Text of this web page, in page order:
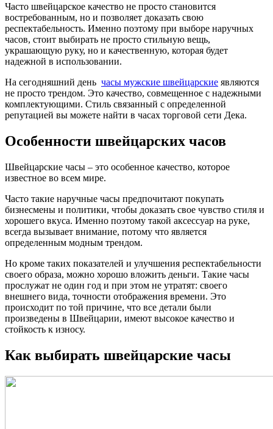
Часто швейцарское качество не просто становится
востребованным, но и позволяет доказать свою
респектабельность. Именно поэтому при выборе наручных
часов, стоит выбирать не просто стильную вещь,
украшающую руку, но и качественную, которая будет
надежной в использовании.
На сегодняшний день часы мужские швейцарские являются
не просто трендом. Это качество, совмещенное с надежными
комплектующими. Стиль связанный с определенной
репутацией вы можете найти в часах торговой сети Дека.
Особенности швейцарских часов
Швейцарские часы – это особенное качество, которое
известное во всем мире.
Часто такие наручные часы предпочитают покупать
бизнесмены и политики, чтобы доказать свое чувство стиля и
хорошего вкуса. Именно поэтому такой аксессуар на руке,
всегда вызывает внимание, потому что является
определенным модным трендом.
Но кроме таких показателей и улучшения респектабельности
своего образа, можно хорошо вложить деньги. Такие часы
прослужат не один год и при этом не утратят: своего
внешнего вида, точности отображения времени. Это
происходит по той причине, что все детали были
произведены в Швейцарии, имеют высокое качество и
стойкость к износу.
Как выбирать швейцарские часы